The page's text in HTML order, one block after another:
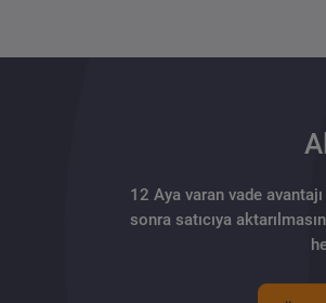
12 Aya varan vade
sonra satıcıya